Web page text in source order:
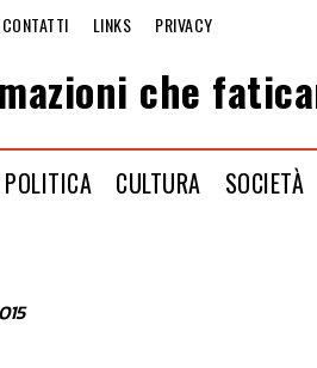
CONTATTI LINKS PRIVACY
che
POLITICA CULTURA SOCIETÀ